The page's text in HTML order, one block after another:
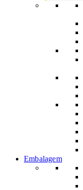
Embalagem